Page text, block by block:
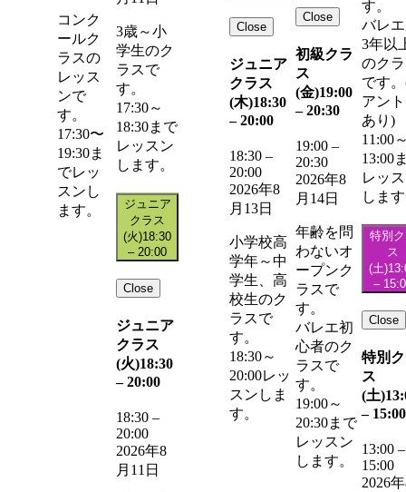
コンク
ールク
ラスの
レッス
ンで
す。
17:30〜
19:30ま
でレッ
スンし
ます。
3歳～小
学生のク
ラスで
す。
17:30～
18:30まで
レッスン
します。
ジュニア
クラス
(火)18:30
– 20:00
Close
ジュニア
クラス
(火)18:30
– 20:00
18:30 –
20:00
2026年8
月11日
Close
ジュニア
クラス
(木)18:30
– 20:00
18:30 –
20:00
2026年8
月13日
小学校高
学年～中
学生、高
校生のク
ラスで
す。
18:30～
20:00レッ
スンしま
す。
Close
初級クラ
ス
(金)19:00
– 20:30
19:00 –
20:30
2026年8
月14日
年齢を問
わないオ
ープンク
ラスで
す。
バレエ初
心者のク
ラスで
す。
19:00～
20:30まで
レッスン
します。
す。
バレ
3年以
のク
です
アン
あり)
11:00
13:00
レッ
しま
特別
ス
(土)
–
Close
特別
ス
(土)
– 15:00
13:00 –
15:00
2026